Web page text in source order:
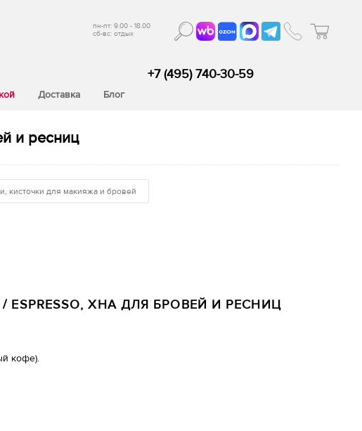
пн-пт: 9.00 - 18.00
сб-вс: отдых
Доставка Блог
+7 (495) 740-30-59
и ресниц
кисточки для макияжа и бровей
ESPRESSO, ХНА ДЛЯ БРОВЕЙ И РЕСНИЦ
кофе).